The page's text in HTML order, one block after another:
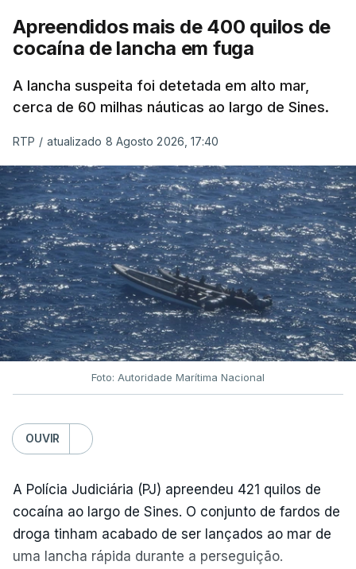
Apreendidos mais de 400 quilos de
cocaína de lancha em fuga
A lancha suspeita foi detetada em alto mar,
cerca de 60 milhas náuticas ao largo de Sines.
RTP / atualizado 8 Agosto 2026, 17:40
Foto: Autoridade Marítima Nacional
OUVIR
A Polícia Judiciária (PJ) apreendeu 421 quilos de
cocaína ao largo de Sines. O conjunto de fardos de
droga tinham acabado de ser lançados ao mar de
uma lancha rápida durante a perseguição.